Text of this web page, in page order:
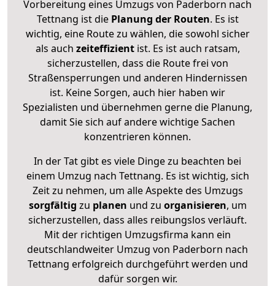
Vorbereitung eines Umzugs von Paderborn nach
Tettnang ist diePlanung der Routen. Es ist
wichtig, eine Route zu wählen, die sowohl sicher
als auch zeiteffizientist. Es ist auch ratsam,
sicherzustellen, dass die Route frei von
Straßensperrungen und anderen Hindernissen
ist. Keine Sorgen, auch hier haben wir
Spezialisten und übernehmen gerne die Planung,
damit Sie sich auf andere wichtige Sachen
konzentrieren können.
In der Tat gibt es viele Dinge zu beachten bei
einem Umzug nach Tettnang. Es ist wichtig, sich
Zeit zu nehmen, um alle Aspekte des Umzugs
sorgfältig zu planen und zu organisieren, um
sicherzustellen, dass alles reibungslos verläuft.
Mit der richtigen Umzugsfirma kann ein
deutschlandweiter Umzug von Paderborn nach
Tettnang erfolgreich durchgeführt werden und
dafür sorgen wir.